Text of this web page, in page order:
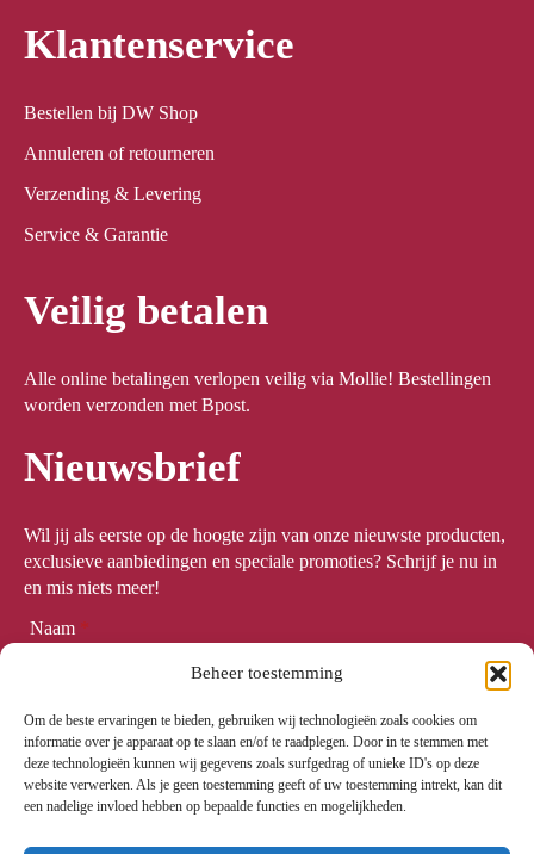
Beheer toestemming
Om de beste ervaringen te bieden, gebruiken wij technologieën zoals cookies om
informatie over je apparaat op te slaan en/of te raadplegen. Door in te stemmen met
deze technologieën kunnen wij gegevens zoals surfgedrag of unieke ID's op deze
website verwerken. Als je geen toestemming geeft of uw toestemming intrekt, kan dit
een nadelige invloed hebben op bepaalde functies en mogelijkheden.
Klantenservice
Bestellen bij DW Shop
Annuleren of retourneren
Verzending & Levering
Service & Garantie
Veilig betalen
Alle online betalingen verlopen veilig via Mollie! Bestellingen
worden verzonden met Bpost.
Nieuwsbrief
Wil jij als eerste op de hoogte zijn van onze nieuwste producten,
exclusieve aanbiedingen en speciale promoties? Schrijf je nu in
en mis niets meer!
Naam *
Email *
Meld me aan